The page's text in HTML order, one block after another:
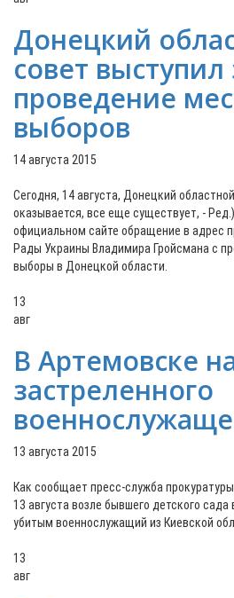
Донецкий
совет выступил
проведение
выборов
14 августа 2015
Сегодня, 14 августа, Донецкий
оказывается, все еще существует, -
официальном сайте обращение в адрес
Рады Украины Владимира Гройсмана с
выборы в Донецкой области.
13
авг
В Артемовске
застреленного
13 августа 2015
Как сообщает пресс-служба
13 августа возле бывшего детского
убитым военнослужащий из Киевской
13
авг